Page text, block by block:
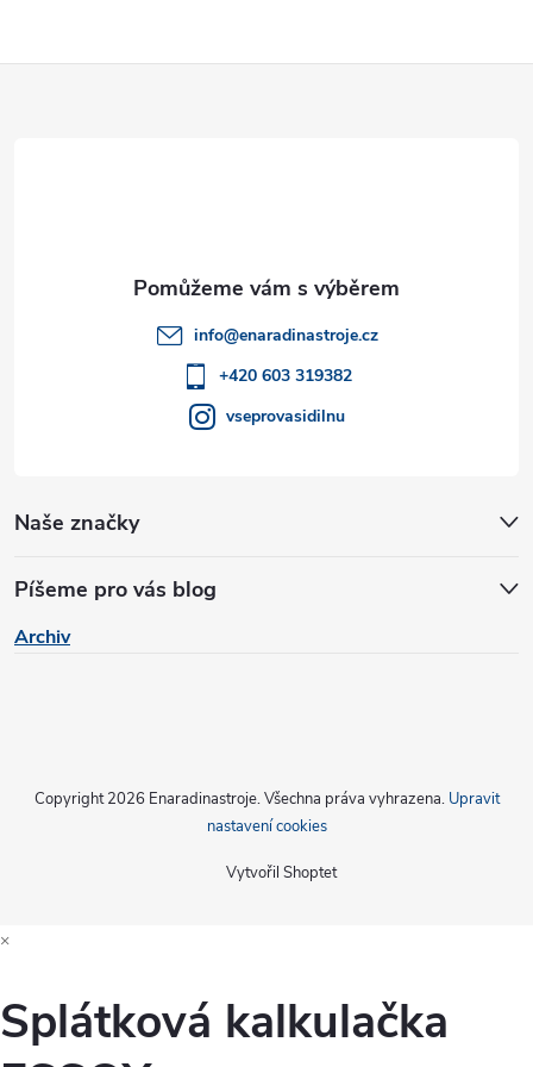
Naše značky
Píšeme pro vás blog
Archiv
info@enaradinastroje.cz
+420 603 319382
vseprovasidilnu
Vytvořil Shoptet
Copyright 2026 Enaradinastroje. Všechna práva vyhrazena. Upravit
nastavení cookies
×
Splátková kalkulačka